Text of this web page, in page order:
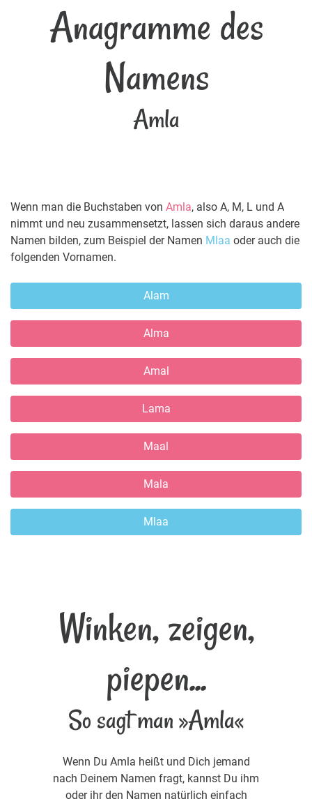
Anagramme des
Namens
Amla
Wenn man die Buchstaben von Amla, also A, M, L und A
nimmt und neu zusammensetzt, lassen sich daraus andere
Namen bilden, zum Beispiel der Namen Mlaa oder auch die
folgenden Vornamen.
Alam
Alma
Amal
Lama
Maal
Mala
Mlaa
Winken, zeigen,
piepen...
So sagt man »Amla«
Wenn Du Amla heißt und Dich jemand
nach Deinem Namen fragt, kannst Du ihm
oder ihr den Namen natürlich einfach